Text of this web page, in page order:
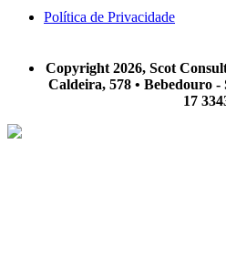
Política de Privacidade
Copyright 2026, Scot
Caldeira, 578 • Bebedouro -
17